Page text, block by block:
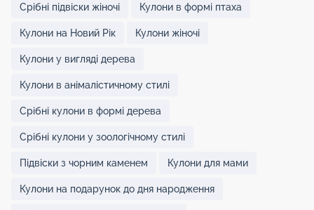
Срібні підвіски жіночі Кулони в формі птаха
Кулони на Новий Рік Кулони жіночі
Кулони у вигляді дерева
Кулони в анімалістичному стилі
Срібні кулони в формі дерева
Срібні кулони у зоологічному стилі
Підвіски з чорним каменем Кулони для мами
Кулони на подарунок до дня народження